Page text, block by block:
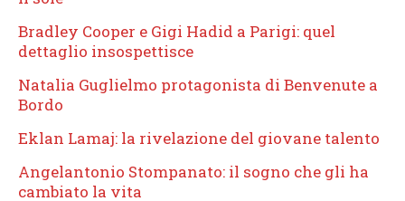
Bradley Cooper e Gigi Hadid a Parigi: quel
dettaglio insospettisce
Natalia Guglielmo protagonista di Benvenute a
Bordo
Eklan Lamaj: la rivelazione del giovane talento
Angelantonio Stompanato: il sogno che gli ha
cambiato la vita